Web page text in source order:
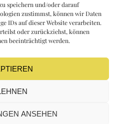
speichern und/oder darauf
zustimmst, können wir Daten
IDs auf dieser Website verarbeiten.
oder zurückziehst, können
beeinträchtigt werden.
ANSEHEN
Nichts
verpassen!
F
a
e
o
o
n
t